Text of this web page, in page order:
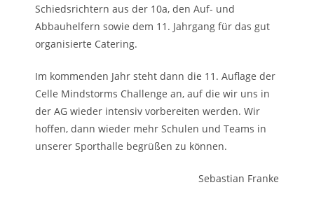
Schiedsrichtern aus der 10a, den Auf- und
Abbauhelfern sowie dem 11. Jahrgang für das gut
organisierte Catering.
Im kommenden Jahr steht dann die 11. Auflage der
Celle Mindstorms Challenge an, auf die wir uns in
der AG wieder intensiv vorbereiten werden. Wir
hoffen, dann wieder mehr Schulen und Teams in
unserer Sporthalle begrüßen zu können.
Sebastian Franke